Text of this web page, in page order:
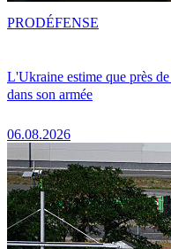
L'Ukraine estime que près
dans son armée
06.08.2026
PRODÉFENSE